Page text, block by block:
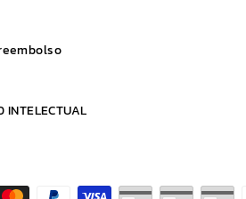
INTELECTUAL